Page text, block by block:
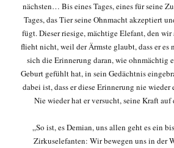
nächsten… Bis eines Tages, eines für seine
Tages, das Tier seine Ohnmacht akzeptiert
fügt. Dieser riesige, mächtige Elefant, den
flieht nicht, weil der Ärmste glaubt, dass er
sich die Erinnerung daran, wie ohnmächtig
Geburt gefühlt hat, in sein Gedächtnis
dabei ist, dass er diese Erinnerung nie
Nie wieder hat er versucht, seine Kraft
„So ist, es Demian, uns allen geht es ein
Zirkuselefanten: Wir bewegen uns in der